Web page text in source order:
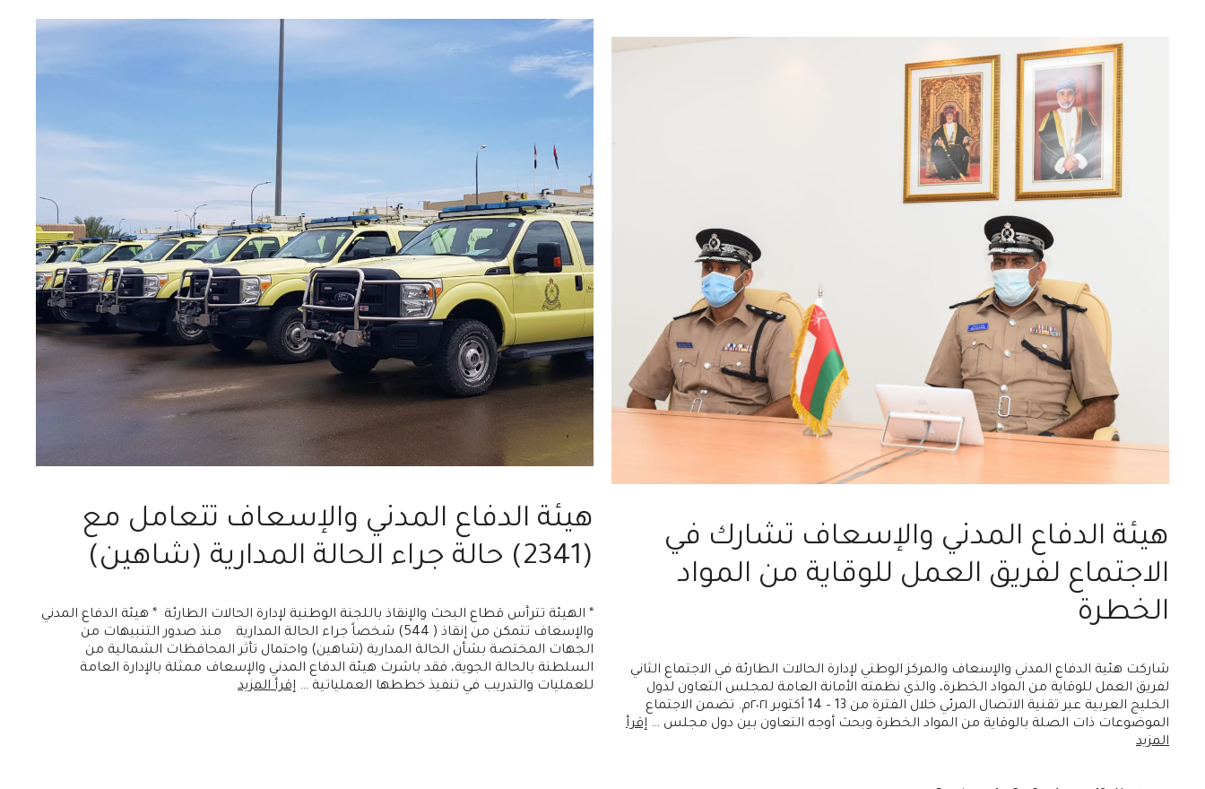
هيئة الدفاع المدني والإسعاف تتعامل مع
(2341) حالة جراء الحالة المدارية (شاهين)
* الهيئة تترأس قطاع البحث والإنقاذ باللجنة الوطنية لإدارة الحالات الطارئة * هيئة الدفاع المدني
والإسعاف تتمكن من إنقاذ ( 544) شخصاً جراء الحالة المدارية منذ صدور التنبيهات من
الجهات المختصة بشأن الحالة المدارية (شاهين) واحتمال تأثر المحافظات الشمالية من
السلطنة بالحالة الجوية، فقد باشرت هيئة الدفاع المدني والإسعاف ممثلة بالإدارة العامة
للعمليات والتدريب في تنفيذ خططها العملياتية … إقرأ المزيد
هيئة الدفاع المدني والإسعاف تشارك في
الاجتماع لفريق العمل للوقاية من المواد
الخطرة
شاركت هئية الدفاع المدني والإسعاف والمركز الوطني لإدارة الحالات الطارئة في الاجتماع الثاني
لفريق العمل للوقاية من المواد الخطرة، والذي نظمته الأمانة العامة لمجلس التعاون لدول
الخليج العربية عبر تقنية الاتصال المرئي خلال الفترة من 13 – 14 أكتوبر ٢٠٢١م. تضمن الاجتماع
الموضوعات ذات الصلة بالوقاية من المواد الخطرة وبحث أوجه التعاون بين دول مجلس … إقرأ
المزيد